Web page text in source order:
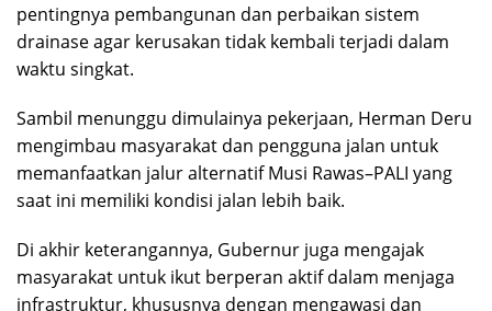
pentingnya pembangunan dan perbaikan sistem
drainase agar kerusakan tidak kembali terjadi dalam
waktu singkat.
Sambil menunggu dimulainya pekerjaan, Herman Deru
mengimbau masyarakat dan pengguna jalan untuk
memanfaatkan jalur alternatif Musi Rawas–PALI yang
saat ini memiliki kondisi jalan lebih baik.
Di akhir keterangannya, Gubernur juga mengajak
masyarakat untuk ikut berperan aktif dalam menjaga
infrastruktur, khususnya dengan mengawasi dan